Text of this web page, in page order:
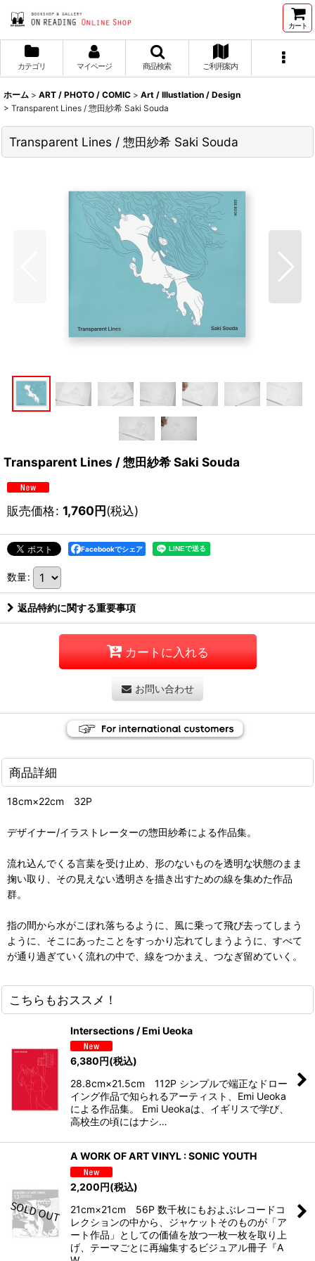
カート
カテゴリ マイページ 商品検索 ご利用案内
ホーム > ART / PHOTO / COMIC > Art / Illustlation / Design
> Transparent Lines / 惣田紗希 Saki Souda
Transparent Lines / 惣田紗希 Saki Souda
Transparent Lines / 惣田紗希 Saki Souda
販売価格: 1,760円(税込)
Facebookでシェア
数量:
返品特約に関する重要事項
カートに入れる
お問い合わせ
商品詳細
18cm×22cm 32P
デザイナー/イラストレーターの惣田紗希による作品集。
流れ込んでくる言葉を受け止め、形のないものを透明な状態のまま
掬い取り、その見えない透明さを描き出すための線を集めた作品
群。
指の間から水がこぼれ落ちるように、風に乗って飛び去ってしまう
ように、そこにあったことをすっかり忘れてしまうように、すべて
が通り過ぎていく流れの中で、線をつかまえ、つなぎ留めていく。
こちらもおススメ！
Intersections / Emi Ueoka
6,380円(税込)
28.8cm×21.5cm 112P シンプルで端正なドロー
イング作品で知られるアーティスト、Emi Ueoka
による作品集。 Emi Ueokaは、イギリスで学び、
高校生の頃にはナシ…
A WORK OF ART VINYL : SONIC YOUTH
2,200円(税込)
21cm×21cm 56P 数千枚にもおよぶレコードコ
レクションの中から、ジャケットそのものが「ア
ート作品」としての価値を放つ一枚一枚を取り上
げ、テーマごとに再編集するビジュアル冊子『A